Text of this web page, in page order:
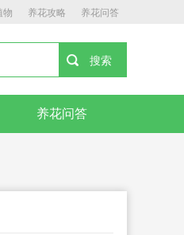
物 养花攻略 养花问答
养花问答